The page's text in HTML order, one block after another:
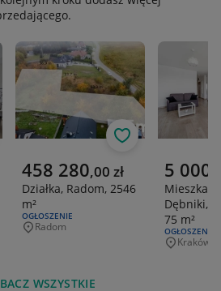
Aktualna cena
458 280,00 zł
Działka, Radom, 2546
m²
RODZAJ OFERTY:
OGŁOSZENIE
Miejscowość
Radom
Obserwuj
Aktualna
5 000
Dębniki,
75 m²
RODZAJ
OGŁOSZENIE
Kraków
WSZYSTKIE